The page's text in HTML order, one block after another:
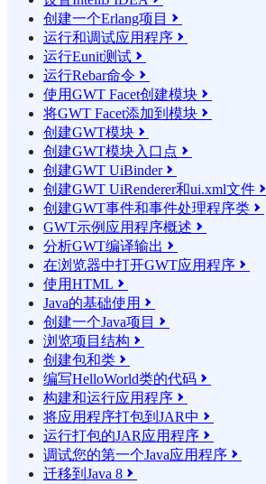
创建一个Erlang项目 
运行和调试应用程序 
运行Eunit测试 
运行Rebar命令 
使用GWT Facet创建模块 
将GWT Facet添加到模块 
创建GWT模块 
创建GWT模块入口点 
创建GWT UiBinder
创建GWT UiRenderer和ui.xml文件 
创建GWT事件和事件处理程序类 
GWT示例应用程序概述 
分析GWT编译输出 
在浏览器中打开GWT应用程序 
使用HTML 
Java的基础使用 
创建一个Java项目 
浏览项目结构 
创建包和类 
编写HelloWorld类的代码 
构建和运行应用程序 
将应用程序打包到JAR中 
运行打包的JAR应用程序 
调试您的第一个Java应用程序 
迁移到Java 8 